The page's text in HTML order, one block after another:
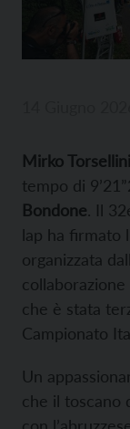
Mirko
tempo di
Bondone. Il
lap ha firmato
organizzata
collaborazione
che è stata
Campionato
Un
che il toscano